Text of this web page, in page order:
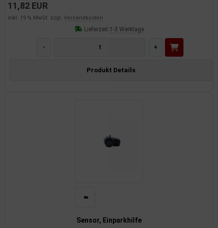
11,82 EUR
inkl. 19 % MwSt. zzgl. Versandkosten
Lieferzeit:1-3 Werktage
- +
Produkt Details
Sensor, Einparkhilfe